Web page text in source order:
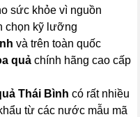
sức khỏe vì nguồn
chọn kỹ lưỡng
và trên toàn quốc
quả chính hãng cao cấp
Thái Bình có rất nhiều
từ các nước mẫu mã